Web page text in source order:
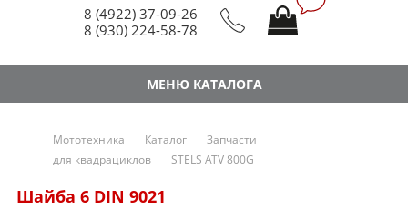
8 (4922) 37-09-26
8 (930) 224-58-78
МЕНЮ КАТАЛОГА
Мототехника Каталог
Запчасти
для квадрациклов
STELS ATV 800G
Шайба 6 DIN 9021